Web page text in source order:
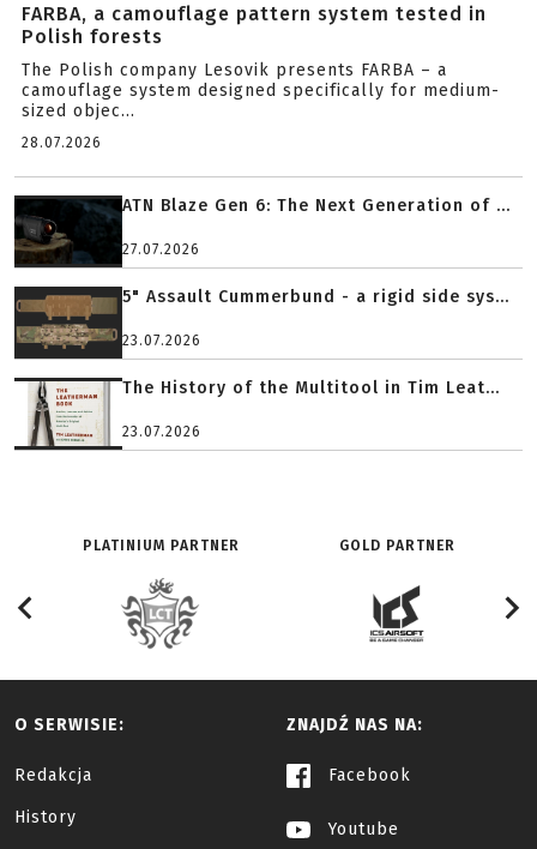
FARBA, a camouflage pattern system tested in
Polish forests
The Polish company Lesovik presents FARBA – a
camouflage system designed specifically for medium-
sized objec...
28.07.2026
ATN Blaze Gen 6: The Next Generation of ...
27.07.2026
5" Assault Cummerbund - a rigid side sys...
23.07.2026
The History of the Multitool in Tim Leat...
23.07.2026
PLATINIUM PARTNER GOLD PARTNER
O SERWISIE:
Redakcja
History
ZNAJDŹ NAS NA:
Facebook
Youtube